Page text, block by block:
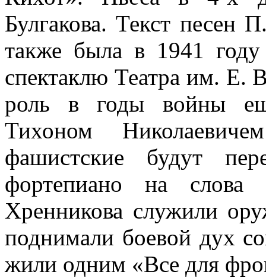
Булгакова. Текст песен
также была в 1941
спектаклю Театра им. Е.
роль в годы войны
Тихоном
фашистские будут
фортепиано на
Хренникова служили
поднимали боевой дух
жили одним «Все для